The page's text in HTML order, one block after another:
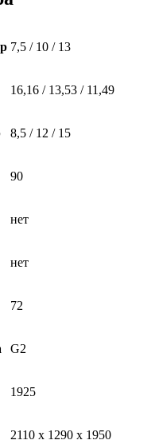
7,5 / 10 / 13
16,16 / 13,53 / 11,49
8,5 / 12 / 15
90
нет
нет
72
G2
1925
2110 x 1290 x 1950